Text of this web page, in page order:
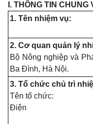
I. THÔNG TIN CHUNG
1. Tên nhiệm vụ:
2. Cơ quan quản lý
Bộ Nông nghiệp và
Ba Đình, Hà Nội.
3. Tổ chức chủ trì
Tên tổ chức:
Điện